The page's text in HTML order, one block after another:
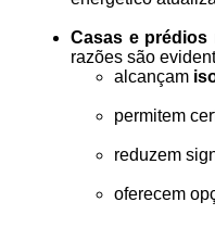
Casas e prédios
razões são
alcançam
permitem
reduzem
oferecem